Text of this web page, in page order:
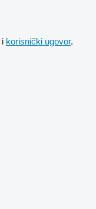
i korisnički ugovor.